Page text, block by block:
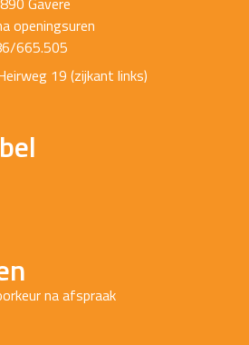
openingsuren
665.505
19 (zijkant links)
na afspraak